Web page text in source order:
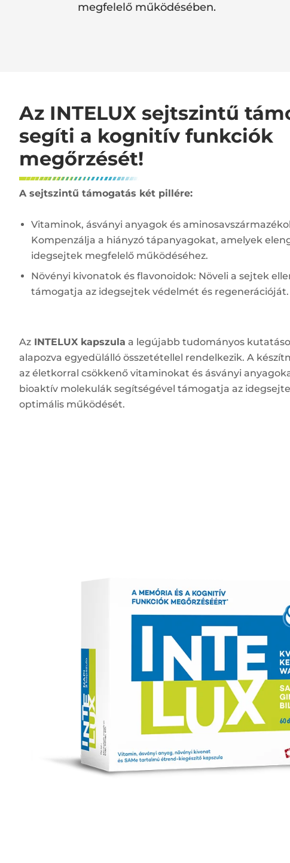
megfelelő működésében.
Az INTELUX sejtszintű
segíti a kognitív funkciók
megőrzését!
A sejtszintű támogatás két pillére:
Vitaminok, ásványi anyagok és
Kompenzálja a hiányzó tápanyagokat, amelyek
idegsejtek megfelelő működéséhez.
Növényi kivonatok és flavonoidok: Növeli a sejtek
támogatja az idegsejtek védelmét és regenerációját.
Az INTELUX kapszula a legújabb tudományos
alapozva egyedülálló összetétellel rendelkezik. A
az életkorral csökkenő vitaminokat és ásványi
bioaktív molekulák segítségével támogatja az
optimális működését.